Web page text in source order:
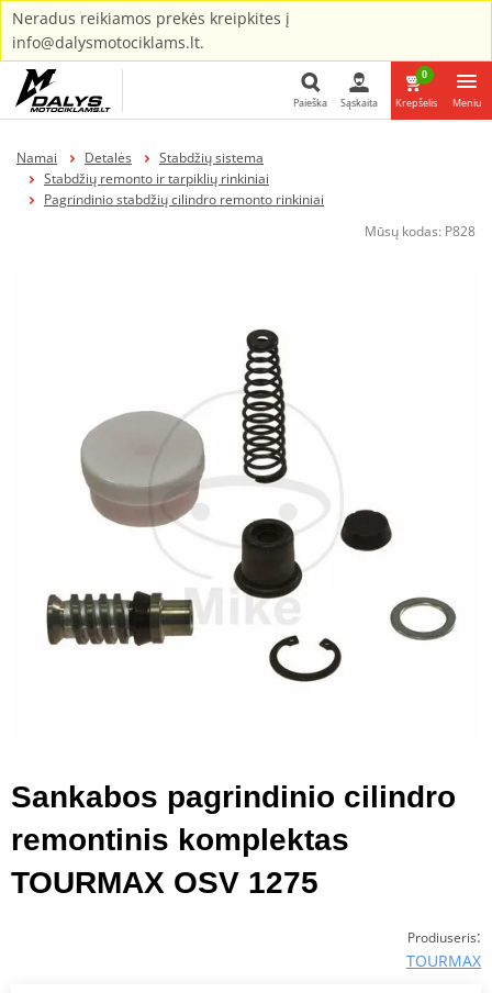
Neradus reikiamos prekės kreipkites į
info@dalysmotociklams.lt.
Paieška Sąskaita
0
Krepšelis Meniu
Namai Detalės
Stabdžių sistema
Stabdžių remonto ir tarpiklių rinkiniai
Pagrindinio stabdžių cilindro remonto rinkiniai
Mūsų kodas: P828
Sankabos pagrindinio cilindro
remontinis komplektas
TOURMAX OSV 1275
Prodiuseris:
TOURMAX